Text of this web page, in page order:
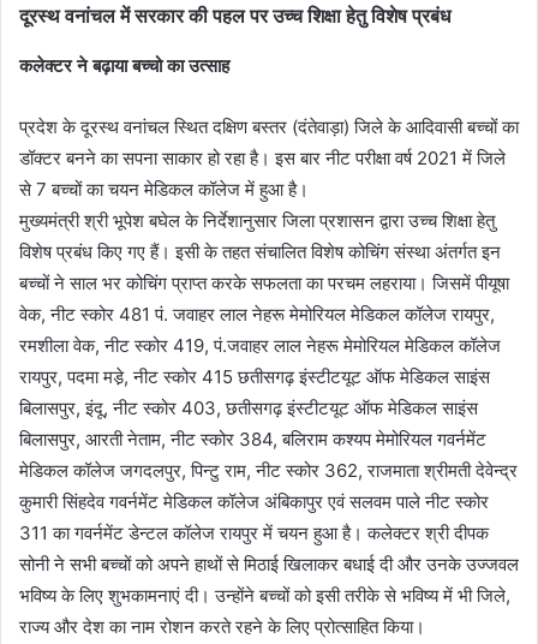
दूरस्थ वनांचल में सरकार की पहल पर उच्च शिक्षा हेतु विशेष प्रबंध
कलेक्टर ने बढ़ाया बच्चो का उत्साह
प्रदेश के दूरस्थ वनांचल स्थित दक्षिण बस्तर (दंतेवाड़ा) जिले के आदिवासी बच्चों का
डॉक्टर बनने का सपना साकार हो रहा है। इस बार नीट परीक्षा वर्ष 2021 में जिले
से 7 बच्चों का चयन मेडिकल कॉलेज में हुआ है।
मुख्यमंत्री श्री भूपेश बघेल के निर्देशानुसार जिला प्रशासन द्वारा उच्च शिक्षा हेतु
विशेष प्रबंध किए गए हैं। इसी के तहत संचालित विशेष कोचिंग संस्था अंतर्गत इन
बच्चों ने साल भर कोचिंग प्राप्त करके सफलता का परचम लहराया। जिसमें पीयूषा
वेक, नीट स्कोर 481 पं. जवाहर लाल नेहरू मेमोरियल मेडिकल कॉलेज रायपुर,
रमशीला वेक, नीट स्कोर 419, पं.जवाहर लाल नेहरू मेमोरियल मेडिकल कॉलेज
रायपुर, पदमा मडे़, नीट स्कोर 415 छतीसगढ़ इंस्टीटयूट ऑफ मेडिकल साइंस
बिलासपुर, इंदू, नीट स्कोर 403, छतीसगढ़ इंस्टीटयूट ऑफ मेडिकल साइंस
बिलासपुर, आरती नेताम, नीट स्कोर 384, बलिराम कश्यप मेमोरियल गवर्नमेंट
मेडिकल कॉलेज जगदलपुर, पिन्टु राम, नीट स्कोर 362, राजमाता श्रीमती देवेन्द्र
कुमारी सिंहदेव गवर्नमेंट मेडिकल कॉलेज अंबिकापुर एवं सलवम पाले नीट स्कोर
311 का गवर्नमेंट डेन्टल कॉलेज रायपुर में चयन हुआ है। कलेक्टर श्री दीपक
सोनी ने सभी बच्चों को अपने हाथों से मिठाई खिलाकर बधाई दी और उनके उज्जवल
भविष्य के लिए शुभकामनाएं दी। उन्होंने बच्चों को इसी तरीके से भविष्य में भी जिले,
राज्य और देश का नाम रोशन करते रहने के लिए प्रोत्साहित किया।